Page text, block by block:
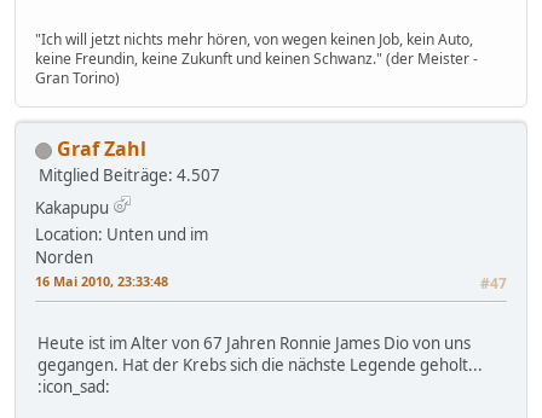
"Ich will jetzt nichts mehr hören, von wegen keinen Job, kein Auto,
keine Freundin, keine Zukunft und keinen Schwanz." (der Meister -
Gran Torino)
Graf Zahl
Mitglied Beiträge: 4.507
Kakapupu
Location: Unten und im
Norden
16 Mai 2010, 23:33:48 #47
Heute ist im Alter von 67 Jahren Ronnie James Dio von uns
gegangen. Hat der Krebs sich die nächste Legende geholt...
:icon_sad: